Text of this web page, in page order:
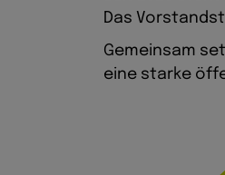
Das
Gemeinsam
eine starke